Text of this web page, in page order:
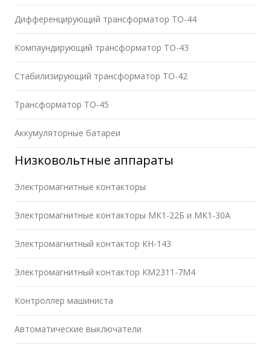
Дифференцирующий трансформатор ТО-44
Компаундирующий трансформатор ТО-43
Стабилизирующий трансформатор ТО-42
Трансформатор ТО-45
Аккумуляторные батареи
Низковольтные аппараты
Электромагнитные контакторы
Электромагнитные контакторы МК1-22Б и МК1-30А
Электромагнитный контактор КН-143
Электромагнитный контактор КМ2311-7М4
Контроллер машиниста
Автоматические выключатели